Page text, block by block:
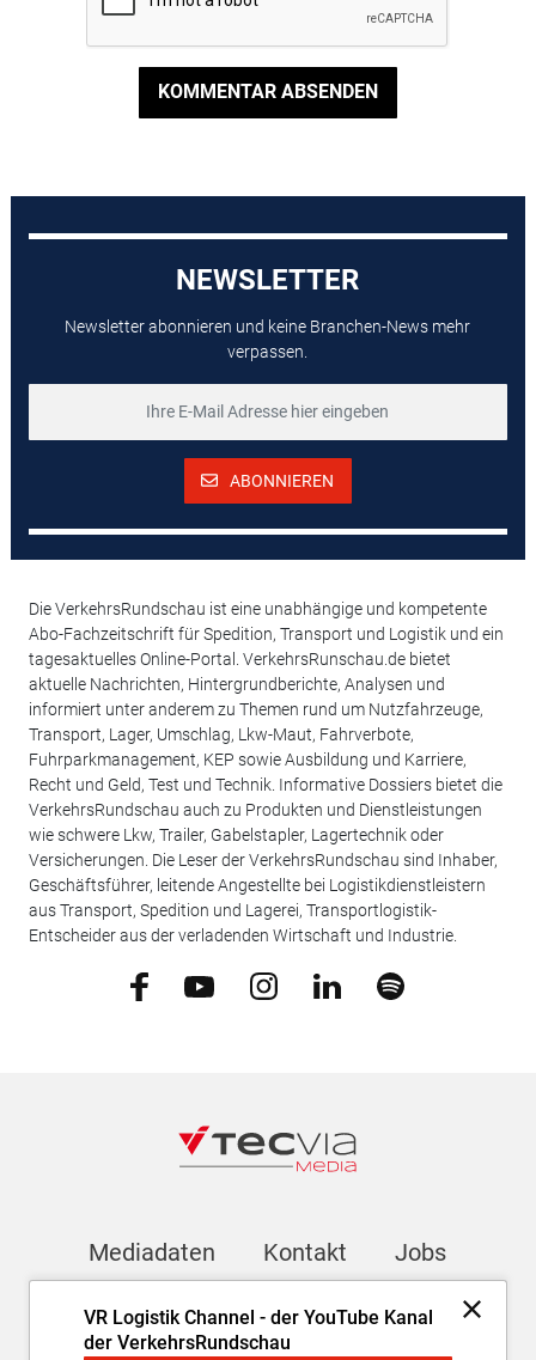
KOMMENTAR ABSENDEN
VR Logistik Channel - der YouTube Kanal
der VerkehrsRundschau
NEWSLETTER
Newsletter abonnieren und keine Branchen-News mehr
verpassen.
ABONNIEREN
Die VerkehrsRundschau ist eine unabhängige und kompetente
Abo-Fachzeitschrift für Spedition, Transport und Logistik und ein
tagesaktuelles Online-Portal. VerkehrsRunschau.de bietet
aktuelle Nachrichten, Hintergrundberichte, Analysen und
informiert unter anderem zu Themen rund um Nutzfahrzeuge,
Transport, Lager, Umschlag, Lkw-Maut, Fahrverbote,
Fuhrparkmanagement, KEP sowie Ausbildung und Karriere,
Recht und Geld, Test und Technik. Informative Dossiers bietet die
VerkehrsRundschau auch zu Produkten und Dienstleistungen
wie schwere Lkw, Trailer, Gabelstapler, Lagertechnik oder
Versicherungen. Die Leser der VerkehrsRundschau sind Inhaber,
Geschäftsführer, leitende Angestellte bei Logistikdienstleistern
aus Transport, Spedition und Lagerei, Transportlogistik-
Entscheider aus der verladenden Wirtschaft und Industrie.
Mediadaten Kontakt Jobs
Newsletter